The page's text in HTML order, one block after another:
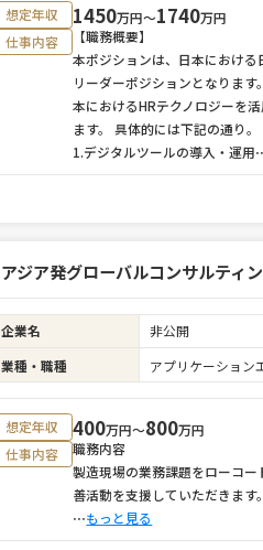
想定年収 1450万円〜1740万円
仕事内容
【職務概要】
本ポジションは、日本におけ
リーダーポジションとなりま
本におけるHRテクノロジーを
ます。 具体的には下記の通り。
1.デジタルツールの導入・運用
アジア発グローバルコンサルティ
企業名 非公開
業種・職種
アプリケーション
想定年収 400万円〜800万円
仕事内容
職務内容
製造現場の業務課題をローコ
善活動を支援していただきます。
⋯もっと見る